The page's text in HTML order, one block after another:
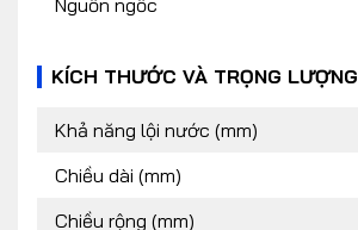
Nguồn ngốc
KÍCH THƯỚC VÀ TRỌNG LƯỢNG
Khả năng lội nước (mm)
Chiều dài (mm)
Chiều rộng (mm)